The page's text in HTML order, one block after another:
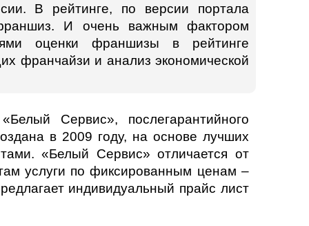
В рейтинге, по версии портала
И очень важным фактором
оценки франшизы в рейтинге
франчайзи и анализ экономической
Сервис», послегарантийного
в 2009 году, на основе лучших
«Белый Сервис» отличается от
услуги по фиксированным ценам –
индивидуальный прайс лист